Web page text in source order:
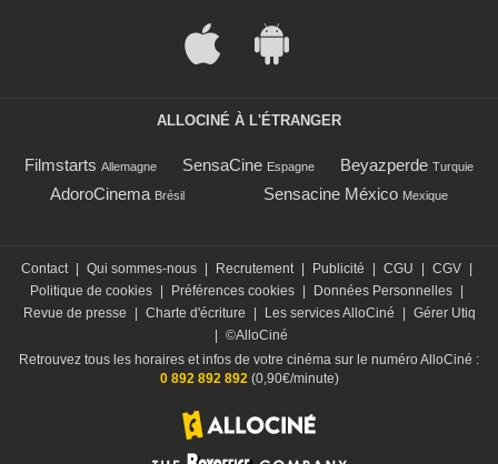
ALLOCINÉ À L'ÉTRANGER
Filmstarts Allemagne SensaCine Espagne Beyazperde Turquie
AdoroCinema Brésil Sensacine México Mexique
Contact Qui sommes-nous Recrutement Publicité CGU CGV
Politique de cookies
Préférences cookies Données Personnelles
Revue de presse
Charte d'écriture Les services AlloCiné
Gérer Utiq
©AlloCiné
Retrouvez tous les horaires et infos de votre cinéma sur le numéro AlloCiné :
0 892 892 892(0,90€/minute)